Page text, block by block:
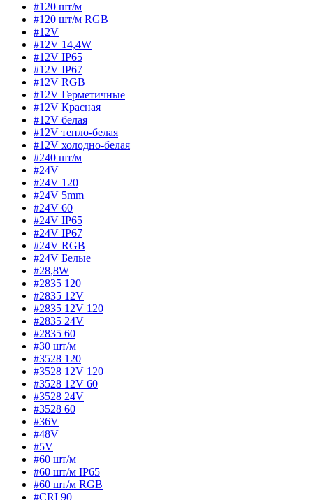
#120 шт/м
#120 шт/м RGB
#12V
#12V 14,4W
#12V IP65
#12V IP67
#12V RGB
#12V Герметичные
#12V Красная
#12V белая
#12V тепло-белая
#12V холодно-белая
#240 шт/м
#24V
#24V 120
#24V 5mm
#24V 60
#24V IP65
#24V IP67
#24V RGB
#24V Белые
#28,8W
#2835 120
#2835 12V
#2835 12V 120
#2835 24V
#2835 60
#30 шт/м
#3528 120
#3528 12V 120
#3528 12V 60
#3528 24V
#3528 60
#36V
#48V
#5V
#60 шт/м
#60 шт/м IP65
#60 шт/м RGB
#CRI 90